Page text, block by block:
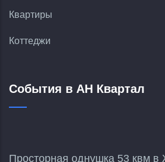
Квартиры
Коттеджи
События в АН Квартал
Просторная однушка 53 квм